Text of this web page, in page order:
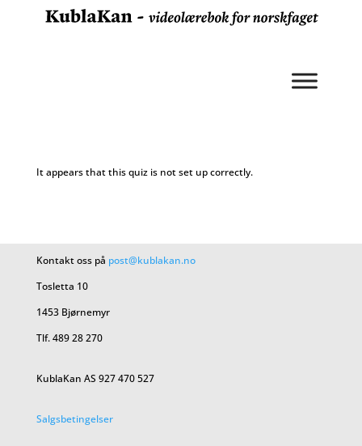
It appears that this quiz is not set up correctly.
Kontakt oss på post@kublakan.no
Tosletta 10
1453 Bjørnemyr
Tlf. 489 28 270
KublaKan AS 927 470 527
Salgsbetingelser